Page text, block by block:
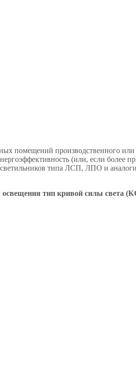
помещений производственного
(или, если более
типа ЛСП, ЛПО и
освещения тип кривой силы света